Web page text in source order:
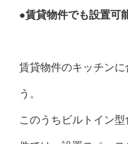
●賃貸物件でも設置可
賃貸物件のキッチン
う。
このうちビルトイン